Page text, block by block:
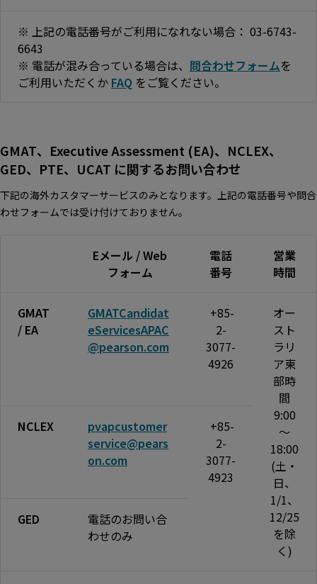
※ 上記の電話番号がご利用になれない場合： 03-6743-
6643
※ 電話が混み合っている場合は、 問合わせフォームを
ご利用いただくか FAQ をご覧ください。
GMAT、Executive Assessment (EA)、NCLEX、
GED、PTE、UCAT に関するお問い合わせ
下記の海外カスタマーサービスのみとなります。上記の電話番号や問合
わせフォームでは受け付けておりません。
Eメール / Web
フォーム
電話
番号
営業
時間
GMAT
/ EA
GMATCandidat
eServicesAPAC
@pearson.com
+85-
2-
3077-
4926
オー
スト
ラリ
ア東
部時
間
9:00
～
18:00
(土・
日、
1/1、
12/25
を除
く)
NCLEX
pvapcustomer
service@pears
on.com
+85-
2-
3077-
4923
GED
電話のお問い合
わせのみ